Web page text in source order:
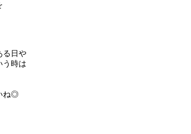
る日や
う時は
ね◎